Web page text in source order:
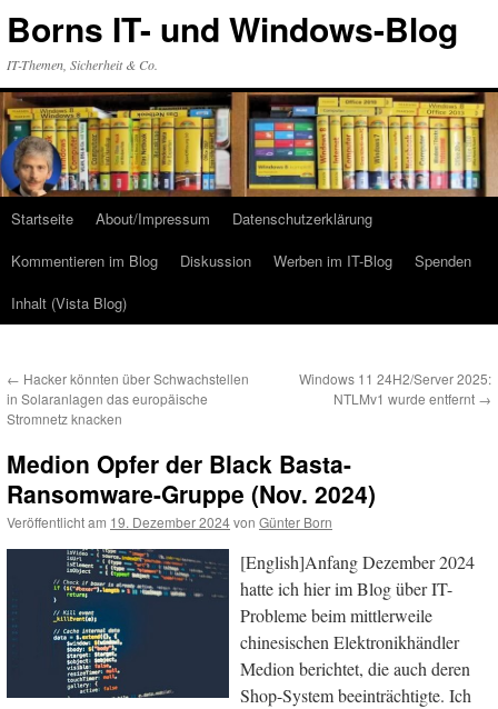
Inhalt
Borns IT- und Windows-Blog
IT-Themen, Sicherheit & Co.
Startseite About/Impressum
Datenschutzerklärung
Kommentieren im Blog
Diskussion Werben im IT-Blog
Spenden
Inhalt (Vista Blog)
← Hacker könnten über Schwachstellen
in Solaranlagen das europäische
Stromnetz knacken
Windows 11 24H2/Server 2025:
NTLMv1 wurde entfernt →
Medion Opfer der Black Basta-
Ransomware-Gruppe (Nov. 2024)
Veröffentlicht am 19. Dezember 2024von Günter Born
[English]Anfang Dezember 2024
hatte ich hier im Blog über IT-
Probleme beim mittlerweile
chinesischen Elektronikhändler
Medion berichtet, die auch deren
Shop-System beeinträchtigte. Ich